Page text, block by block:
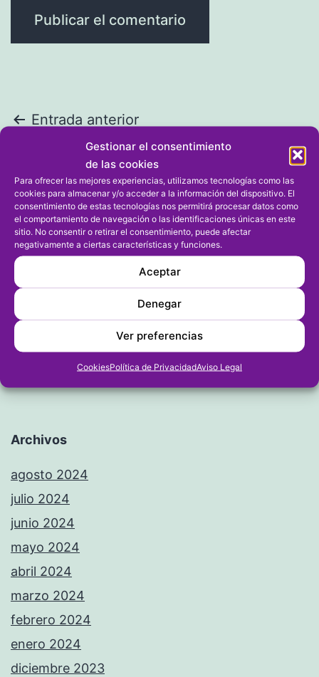
Gestionar el consentimiento
de las cookies
Para ofrecer las mejores experiencias, utilizamos tecnologías como las
cookies para almacenar y/o acceder a la información del dispositivo. El
consentimiento de estas tecnologías nos permitirá procesar datos como
el comportamiento de navegación o las identificaciones únicas en este
sitio. No consentir o retirar el consentimiento, puede afectar
negativamente a ciertas características y funciones.
Aceptar
Denegar
Ver preferencias
CookiesPolítica de PrivacidadAviso Legal
Navegación
entradas
Entrada anterior
Ciento veintidós niños y niñas
participan en el Campus del Dénia
BC
Entrada siguiente
Juan Antonio Nacher gana la tirada
al plato de Fiestas de la Santíssima
Sang
Archivos
agosto 2024
julio 2024
junio 2024
mayo 2024
abril 2024
marzo 2024
febrero 2024
enero 2024
diciembre 2023